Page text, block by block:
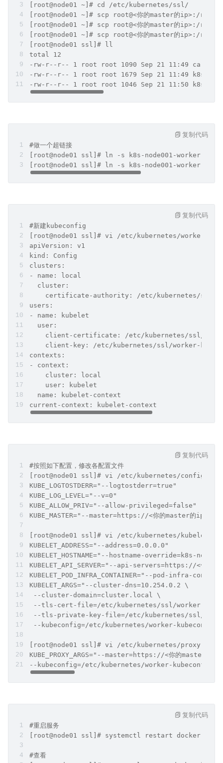
[root@node01 ~]# cd /etc/kubernetes/ssl/
[root@node01 ~]# scp root@<你的master的ip>:/
[root@node01 ~]# scp root@<你的master的ip>:/
[root@node01 ~]# scp root@<你的master的ip>:/
[root@node01 ssl]# ll
total 12
-rw-r--r-- 1 root root 1090 Sep 21 11:49 ca.pem
-rw-r--r-- 1 root root 1679 Sep 21 11:49 k8s-
-rw-r--r-- 1 root root 1046 Sep 21 11:50 k8s-
#做一个超链接
[root@node01 ssl]# ln -s k8s-node001-worker.pem
[root@node01 ssl]# ln -s k8s-node001-worker-
复制代码
#新建kubeconfig
[root@node01 ssl]# vi /etc/kubernetes/worker-
apiVersion: v1
kind: Config
clusters:
- name: local
  cluster:
certificate-authority: /etc/kubernetes/ssl/
users:
- name: kubelet
  user:
client-certificate: /etc/kubernetes/ssl/
client-key: /etc/kubernetes/ssl/worker-
contexts:
- context:
    cluster: local
    user: kubelet
  name: kubelet-context
current-context: kubelet-context
复制代码
#按照如下配置，修改各配置文件
[root@node01 ssl]# vi /etc/kubernetes/config
KUBE_LOGTOSTDERR="--logtostderr=true"
KUBE_LOG_LEVEL="--v=0"
KUBE_ALLOW_PRIV="--allow-privileged=false"
KUBE_MASTER="--master=https://<你的master的
[root@node01 ssl]# vi /etc/kubernetes/kubelet
KUBELET_ADDRESS="--address=0.0.0.0"
KUBELET_HOSTNAME="--hostname-override=k8s-node-
KUBELET_API_SERVER="--api-servers=https://<你的
KUBELET_POD_INFRA_CONTAINER="--pod-infra-
KUBELET_ARGS="--cluster-dns=10.254.0.2 \
--cluster-domain=cluster.local \
--tls-cert-file=/etc/kubernetes/ssl/worker.pem
--tls-private-key-file=/etc/kubernetes/ssl/
--kubeconfig=/etc/kubernetes/worker-
[root@node01 ssl]# vi /etc/kubernetes/proxy
KUBE_PROXY_ARGS="--master=https://<你的master的
--kubeconfig=/etc/kubernetes/worker-
复制代码
#重启服务
[root@node01 ssl]# systemctl restart docker
#查看
复制代码